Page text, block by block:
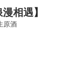
相遇】
原酒